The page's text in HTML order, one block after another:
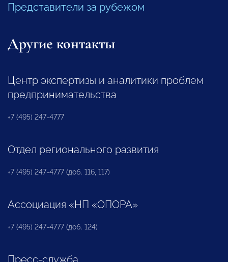
Представители за рубежом
Другие контакты
Центр экспертизы и аналитики проблем
предпринимательства
+7 (495) 247-4777
Отдел регионального развития
+7 (495) 247-4777 (доб. 116, 117)
Ассоциация «НП «ОПОРА»
+7 (495) 247-4777 (доб. 124)